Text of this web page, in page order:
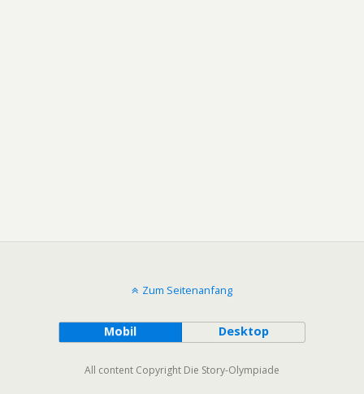
Zum Seitenanfang
Mobil Desktop
All content Copyright Die Story-Olympiade